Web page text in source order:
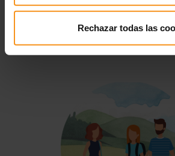
Rechazar todas las